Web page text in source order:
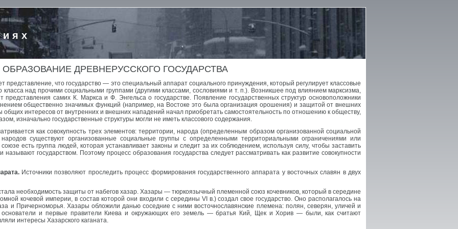
ОБРАЗОВАНИЕ ДРЕВНЕРУССКОГО ГОСУДАРСТВА
представление, что государство — это специальный аппарат социального принуждения, который регулирует классовые
класса над прочими социальными группами (другими классами, сословиями и т. п.). Возникшее под влиянием марксизма,
самих К. Маркса и Ф. Энгельса о государстве. Появление государственных структур основоположники
общественно значимых функций (например, на Востоке это была организация орошения) и защитой от внешних
интересов от внутренних и внешних нападений начал приобретать самостоятельность по отношению к обществу,
изначально государственные структуры могли не иметь классового содержания.
как совокупность трех элементов: территории, народа (определенным образом организованной социальной
существуют организованные социальные группы с определенными территориальными ограничениями или
есть группа людей, которая устанавливает законы и следит за их соблюдением, используя силу, чтобы заставить
государством. Поэтому процесс образования государства следует рассматривать как развитие совокупности
Источники позволяют проследить процесс формирования государственного аппарата у восточных славян в двух
необходимость защиты от набегов хазар. Хазары — тюркоязычный племенной союз кочевников, который в середине
кочевой империи, в состав которой они входили с середины VI в.) создал свое государство. Оно располагалось на
и Причерноморья. Хазары обложили данью соседние с ними восточнославянские племена: полян, северян, уличей и
основатели и первые правители Киева и окружающих его земель — братья Кий, Щек и Хорив — были, как считают
интересы Хазарского каганата.